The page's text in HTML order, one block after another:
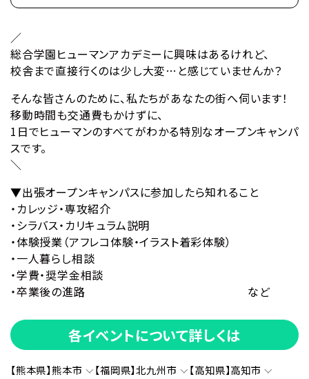
／
総合学園ヒューマンアカデミーに興味はあるけれど、
校舎まで直接行くのは少し大変…と感じていませんか？
そんな皆さんのために、私たちがあなたの街へ伺います！
移動時間も交通費もかけずに、
1日でヒューマンのすべてがわかる特別なオープンキャンパ
スです。
＼
▼出張オープンキャンパスに参加したら知れること
・カレッジ・専攻紹介
・シラバス・カリキュラム説明
・体験授業（アフレコ体験・イラスト着彩体験）
・一人暮らし相談
・学費・奨学金相談
・卒業後の進路 など
各イベントについて詳しくは
【熊本県】熊本市 【福岡県】北九州市
【高知県】高知市